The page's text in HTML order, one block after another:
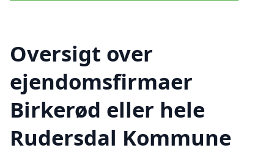
Oversigt over
ejendomsfirmaer
Birkerød eller hele
Rudersdal Kommune